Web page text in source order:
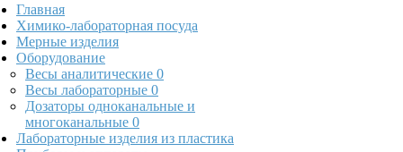
Главная
Химико-лабораторная посуда
Мерные изделия
Оборудование
Весы аналитические 0
Весы лабораторные 0
Дозаторы одноканальные и
многоканальные 0
Лабораторные изделия из пластика